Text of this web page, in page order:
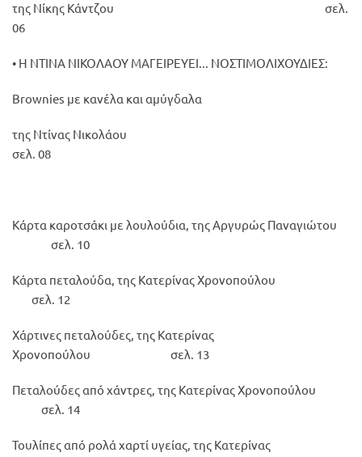
της Νίκης Κάντζου σελ.
06
• Η ΝΤΙΝΑ ΝΙΚΟΛΑΟΥ ΜΑΓΕΙΡΕΥΕΙ... ΝΟΣΤΙΜΟΛΙΧΟΥΔΙΕΣ:
Brownies με κανέλα και αμύγδαλα
της Ντίνας Νικολάου
σελ. 08
Κάρτα καροτσάκι με λουλούδια, της Αργυρώς Παναγιώτου
σελ. 10
Κάρτα πεταλούδα, της Κατερίνας Χρονοπούλου
σελ. 12
Χάρτινες πεταλούδες, της Κατερίνας
Χρονοπούλου σελ. 13
Πεταλούδες από χάντρες, της Κατερίνας Χρονοπούλου
σελ. 14
Τουλίπες από ρολά χαρτί υγείας, της Κατερίνας